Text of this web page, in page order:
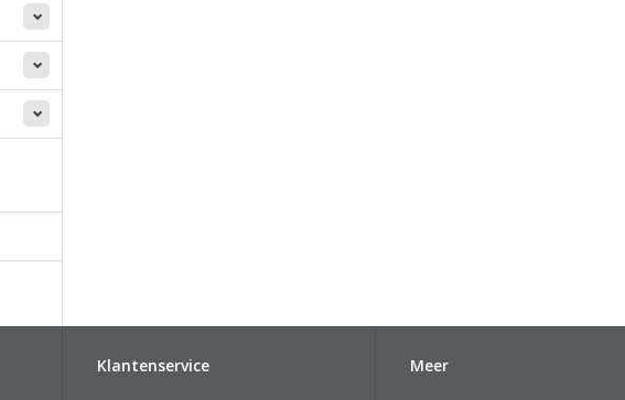
Klantenservice Meer